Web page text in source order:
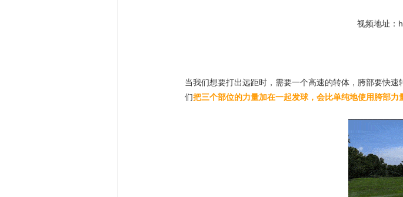
视频地址：
当我们想要打出远距时，需要一个高速的转体，胯部要快
们把三个部位的力量加在一起发球，会比单纯地使用胯部力